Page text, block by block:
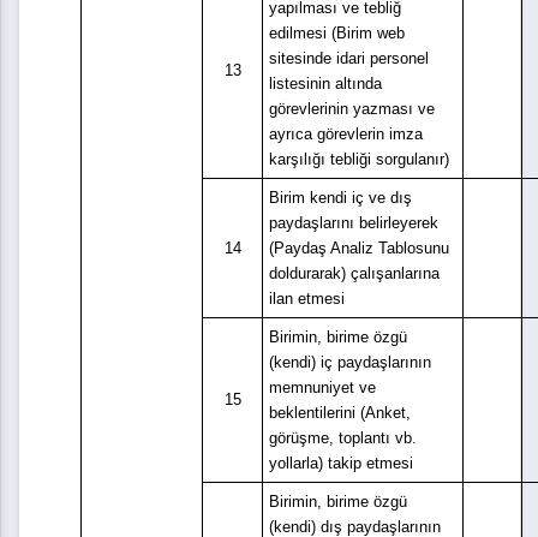
13
yapılması ve tebliğ
edilmesi (Birim web
sitesinde idari personel
listesinin altında
görevlerinin yazması ve
ayrıca görevlerin imza
karşılığı tebliği sorgulanır)
14
Birim kendi iç ve dış
paydaşlarını belirleyerek
(Paydaş Analiz Tablosunu
doldurarak) çalışanlarına
ilan etmesi
15
Birimin, birime özgü
(kendi) iç paydaşlarının
memnuniyet ve
beklentilerini (Anket,
görüşme, toplantı vb.
yollarla) takip etmesi
Birimin, birime özgü
(kendi) dış paydaşlarının